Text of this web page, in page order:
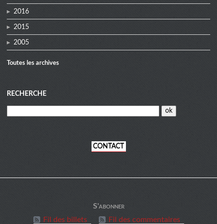
2016
2015
2005
Toutes les archives
RECHERCHE
CONTACT
S'abonner
Fil des billets
Fil des commentaires